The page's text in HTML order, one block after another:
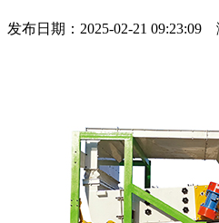
发布日期：2025-02-21 09:23:09